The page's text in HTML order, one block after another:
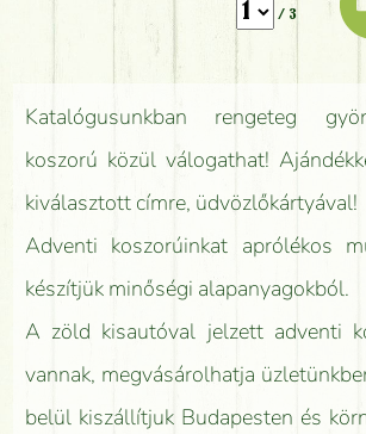
/ 3
Katalógusunkban rengeteg
koszorú közül válogathat!
kiválasztott címre, üdvözlőkártyával!
Adventi koszorúinkat aprólékos
készítjük minőségi alapanyagokból.
A zöld kisautóval jelzett adventi
vannak, megvásárolhatja
belül kiszállítjuk Budapesten és